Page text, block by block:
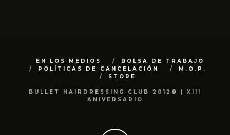
EN LOS MEDIOS
BOLSA DE TRABAJO
POLÍTICAS DE CANCELACIÓN
M.O.P.
STORE
BULLET HAIRDRESSING CLUB 2012© | XIII
ANIVERSARIO